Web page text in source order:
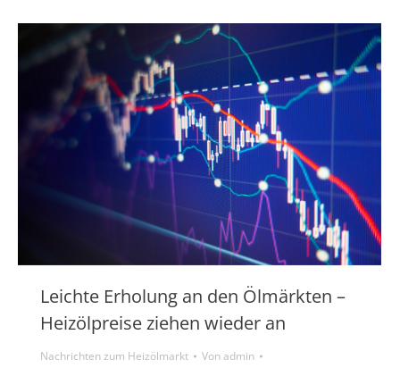
Leichte Erholung an den Ölmärkten –
Heizölpreise ziehen wieder an
Nachrichten zum Heizölmarkt Vonadmin